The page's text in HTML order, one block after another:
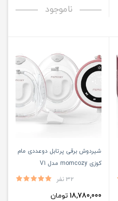
ناموجود
شیردوش برقی پرتابل دوعددی مام
کوزی momcozy مدل V1
32 نفر
18,780,000 تومان